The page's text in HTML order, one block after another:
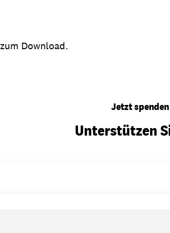
zum Download.
Jetzt spenden
Unterstützen